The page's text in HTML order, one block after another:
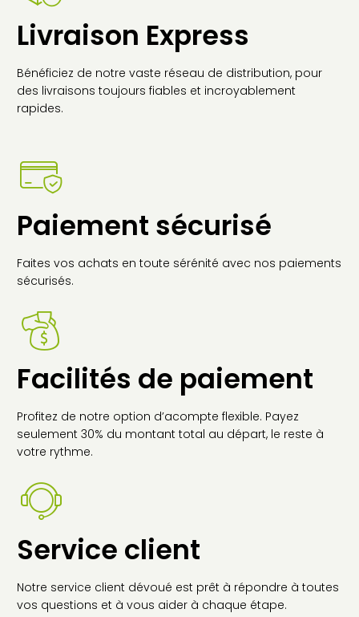
Livraison Express
Bénéficiez de notre vaste réseau de distribution, pour
des livraisons toujours fiables et incroyablement
rapides.
Paiement sécurisé
Faites vos achats en toute sérénité avec nos paiements
sécurisés.
Facilités de paiement
Profitez de notre option d’acompte flexible. Payez
seulement 30% du montant total au départ, le reste à
votre rythme.
Service client
Notre service client dévoué est prêt à répondre à toutes
vos questions et à vous aider à chaque étape.